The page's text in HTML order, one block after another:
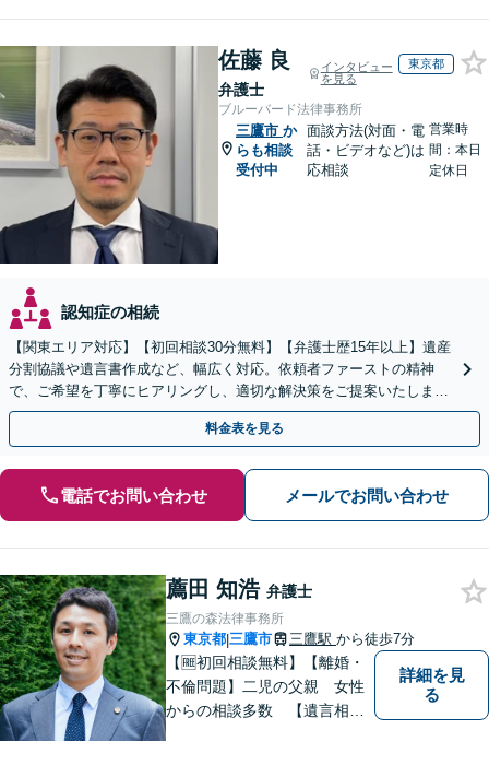
佐藤 良
弁護士
インタビュー
を見る
東京都
ブルーバード法律事務所
三鷹市 か
らも相談
受付中
面談方法(対面・電
話・ビデオなど)は
応相談
営業時
間：本日
定休日
認知症の相続
【関東エリア対応】【初回相談30分無料】【弁護士歴15年以上】遺産
分割協議や遺言書作成など、幅広く対応。依頼者ファーストの精神
で、ご希望を丁寧にヒアリングし、適切な解決策をご提案いたしま
す。まずは無料相談でお悩みをお聞かせください。
料金表を見る
電話でお問い合わせ メールでお問い合わせ
薦田 知浩 弁護士
三鷹の森法律事務所
東京都|三鷹市 三鷹駅 から徒歩7分
【🆓初回相談無料】【離婚・
不倫問題】二児の父親 女性
からの相談多数 【遺言相
詳細を見
る